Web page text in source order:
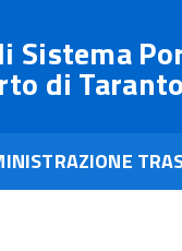
Sistema
di